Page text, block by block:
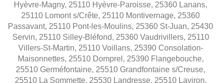
Hyèvre-Magny, 25110 Hyèvre-Paroisse, 25360 Lanans,
25110 Lomont s/Crête, 25110 Montivernage, 25360
Passavant, 25110 Pont-les-Moulins, 25360 St-Juan, 25430
Servin, 25110 Silley-Bléfond, 25360 Vaudrivillers, 25110
Villers-St-Martin, 25110 Voillans, 25390 Consolation-
Maisonnettes, 25510 Domprel, 25390 Flangebouche,
25510 Germéfontaine, 25510 Grandfontaine s/Creuse,
25510 La Sommette, 25530 Landresse, 25510 Laviron,